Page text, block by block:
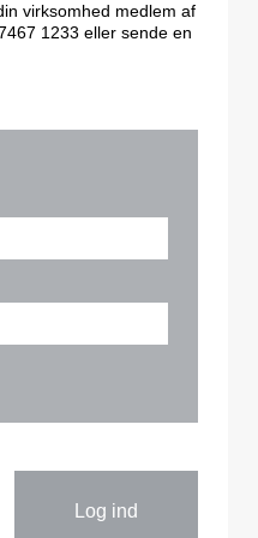
virksomhed medlem af
1233 eller sende en